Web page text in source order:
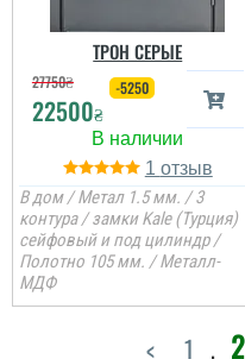
ТРОН СЕРЫЕ
27750₴
22500₴
-5250
1
В дом / Метал 1.5 мм. / 3
контура / замки Kale (Турция)
сейфовый и под цилиндр /
Полотно 105 мм. / Металл-
МДФ
< 1 . 2